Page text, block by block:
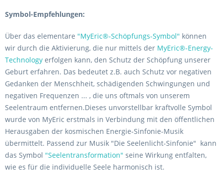
Symbol-Empfehlungen:
Über das elementare "MyEric®-Schöpfungs-Symbol" können
wir durch die Aktivierung, die nur mittels der MyEric®-Energy-
Technology erfolgen kann, den Schutz der Schöpfung unserer
Geburt erfahren. Das bedeutet z.B. auch Schutz vor negativen
Gedanken der Menschheit, schädigenden Schwingungen und
negativen Frequenzen ... , die uns oftmals von unserem
Seelentraum entfernen.Dieses unvorstellbar kraftvolle Symbol
wurde von MyEric erstmals in Verbindung mit den öffentlichen
Herausgaben der kosmischen Energie-Sinfonie-Musik
übermittelt. Passend zur Musik "Die Seelenlicht-Sinfonie" kann
das Symbol "Seelentransformation" seine Wirkung entfalten,
wie es für die individuelle Seele harmonisch ist.